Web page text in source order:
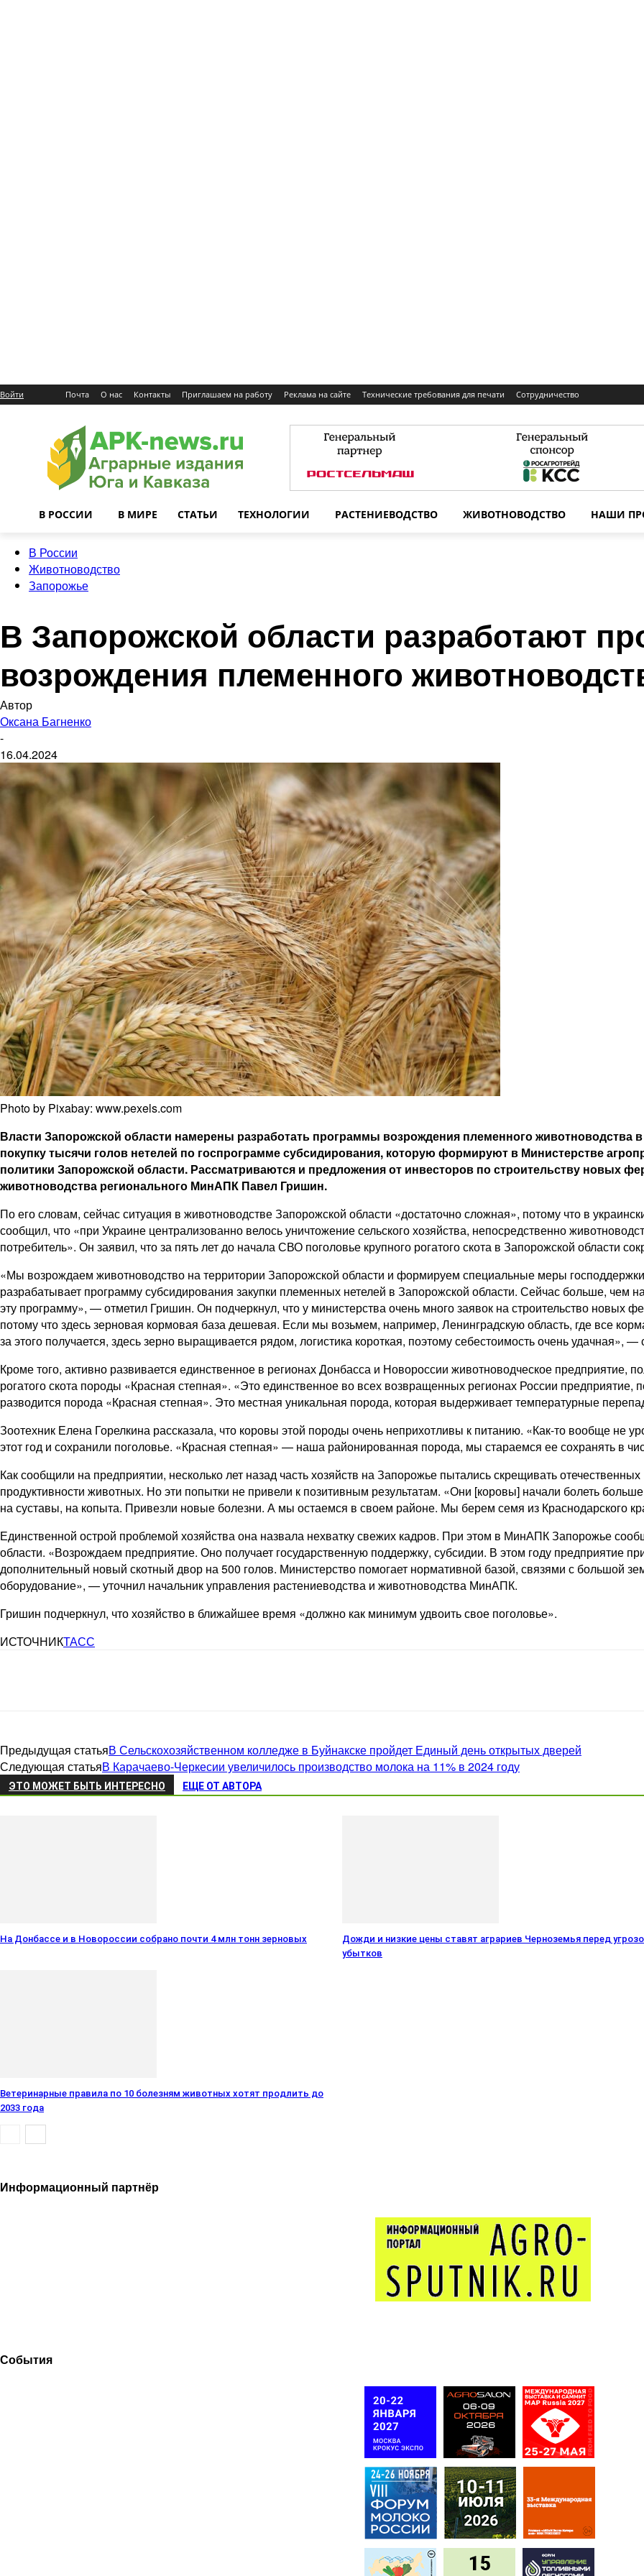
Войти Почта О нас Контакты Приглашаем на работу Реклама на сайте Технические требования для печати Сотрудничество
В РОССИИ В МИРЕ СТАТЬИ ТЕХНОЛОГИИ РАСТЕНИЕВОДСТВО ЖИВОТНОВОДСТВО НАШИ
В России
Животноводство
Запорожье
В Запорожской области разработают
возрождения племенного
Автор
Оксана Багненко
-
16.04.2024
Photo by Pixabay: www.pexels.com
Власти Запорожской области намерены разработать программы возрождения племенного животноводства
покупку тысячи голов нетелей по госпрограмме субсидирования, которую формируют в Министерстве
политики Запорожской области. Рассматриваются и предложения от инвесторов по строительству новых
животноводства регионального МинАПК Павел Гришин.
По его словам, сейчас ситуация в животноводстве Запорожской области «достаточно сложная», потому что в
сообщил, что «при Украине централизованно велось уничтожение сельского хозяйства, непосредственно
потребитель». Он заявил, что за пять лет до начала СВО поголовье крупного рогатого скота в Запорожской области
«Мы возрождаем животноводство на территории Запорожской области и формируем специальные меры
разрабатывает программу субсидирования закупки племенных нетелей в Запорожской области. Сейчас больше, чем
эту программу», — отметил Гришин. Он подчеркнул, что у министерства очень много заявок на строительство новых
потому что здесь зерновая кормовая база дешевая. Если мы возьмем, например, Ленинградскую область, где все
за этого получается, здесь зерно выращивается рядом, логистика короткая, поэтому себестоимость очень удачная», —
Кроме того, активно развивается единственное в регионах Донбасса и Новороссии животноводческое предприятие,
рогатого скота породы «Красная степная». «Это единственное во всех возвращенных регионах России предприятие,
разводится порода «Красная степная». Это местная уникальная порода, которая выдерживает температурные
Зоотехник Елена Горелкина рассказала, что коровы этой породы очень неприхотливы к питанию. «Как-то вообще
этот год и сохранили поголовье. «Красная степная» — наша районированная порода, мы стараемся ее сохранять в
Как сообщили на предприятии, несколько лет назад часть хозяйств на Запорожье пытались скрещивать
продуктивности животных. Но эти попытки не привели к позитивным результатам. «Они [коровы] начали болеть
на суставы, на копыта. Привезли новые болезни. А мы остаемся в своем районе. Мы берем семя из Краснодарского
Единственной острой проблемой хозяйства она назвала нехватку свежих кадров. При этом в МинАПК Запорожье
области. «Возрождаем предприятие. Оно получает государственную поддержку, субсидии. В этом году предприятие
дополнительный новый скотный двор на 500 голов. Министерство помогает нормативной базой, связями с большой
оборудование», — уточнил начальник управления растениеводства и животноводства МинАПК.
Гришин подчеркнул, что хозяйство в ближайшее время «должно как минимум удвоить свое поголовье».
ИСТОЧНИКТАСС
Предыдущая статьяВ Сельскохозяйственном колледже в Буйнакске пройдет Единый день открытых дверей
Следующая статьяВ Карачаево-Черкесии увеличилось производство молока на 11% в 2024 году
ЭТО МОЖЕТ БЫТЬ ИНТЕРЕСНО ЕЩЕ ОТ АВТОРА
На Донбассе и в Новороссии собрано почти 4 млн тонн зерновых
Дожди и низкие цены ставят аграриев Черноземья перед
убытков
Ветеринарные правила по 10 болезням животных хотят продлить до
2033 года
Информационный партнёр
События